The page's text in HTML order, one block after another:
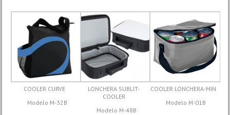
COOLER CURVE
Modelo M-32B
LONCHERA SUBLIT-
COOLER
Modelo M-48B
COOLER LONCHERA-MIN
Modelo M-01B